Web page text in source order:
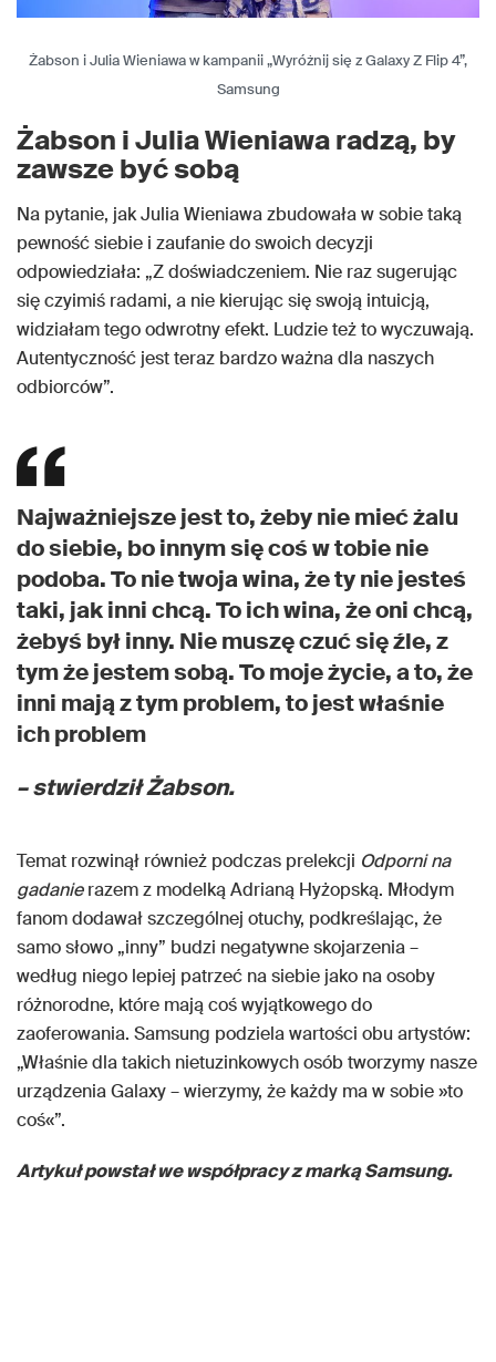
Żabson i Julia Wieniawa w kampanii „Wyróżnij się z Galaxy Z Flip 4”,
Samsung
Żabson i Julia Wieniawa radzą, by
zawsze być sobą
Na pytanie, jak Julia Wieniawa zbudowała w sobie taką
pewność siebie i zaufanie do swoich decyzji
odpowiedziała: „Z doświadczeniem. Nie raz sugerując
się czyimiś radami, a nie kierując się swoją intuicją,
widziałam tego odwrotny efekt. Ludzie też to wyczuwają.
Autentyczność jest teraz bardzo ważna dla naszych
odbiorców”.
Najważniejsze jest to, żeby nie mieć żalu
do siebie, bo innym się coś w tobie nie
podoba. To nie twoja wina, że ty nie jesteś
taki, jak inni chcą. To ich wina, że oni chcą,
żebyś był inny. Nie muszę czuć się źle, z
tym że jestem sobą. To moje życie, a to, że
inni mają z tym problem, to jest właśnie
ich problem
– stwierdził Żabson.
Temat rozwinął również podczas prelekcji Odporni na
gadanierazem z modelką Adrianą Hyżopską. Młodym
fanom dodawał szczególnej otuchy, podkreślając, że
samo słowo „inny” budzi negatywne skojarzenia –
według niego lepiej patrzeć na siebie jako na osoby
różnorodne, które mają coś wyjątkowego do
zaoferowania. Samsung podziela wartości obu artystów:
„Właśnie dla takich nietuzinkowych osób tworzymy nasze
urządzenia Galaxy – wierzymy, że każdy ma w sobie »to
coś«”.
Artykuł powstał we współpracy z marką Samsung.